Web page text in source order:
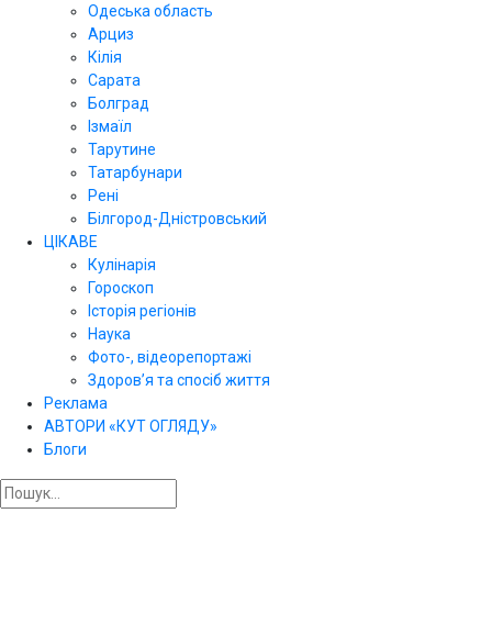
Одеська область
Арциз
Кілія
Сарата
Болград
Ізмаїл
Тарутине
Татарбунари
Рені
Білгород-Дністровський
ЦІКАВЕ
Кулінарія
Гороскоп
Історія регіонів
Наука
Фото-, відеорепортажі
Здоров’я та спосіб життя
Реклама
АВТОРИ «КУТ ОГЛЯДУ»
Блоги